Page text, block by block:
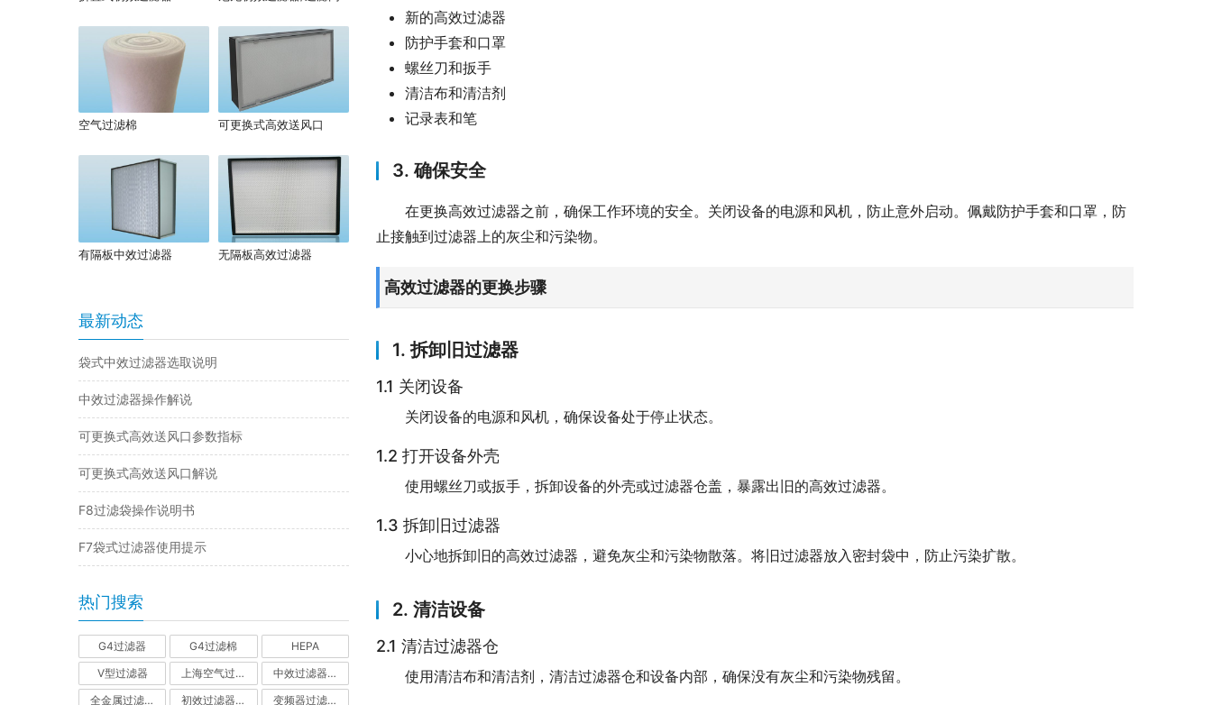
新的高效过滤器
防护手套和口罩
螺丝刀和扳手
清洁布和清洁剂
记录表和笔
3. 确保安全
在更换高效过滤器之前，确保工作环境的安全。关闭设备的电源和风机，防止意外启动。佩戴防护手套和口罩，防
止接触到过滤器上的灰尘和污染物。
高效过滤器的更换步骤
1. 拆卸旧过滤器
1.1 关闭设备
关闭设备的电源和风机，确保设备处于停止状态。
1.2 打开设备外壳
使用螺丝刀或扳手，拆卸设备的外壳或过滤器仓盖，暴露出旧的高效过滤器。
1.3 拆卸旧过滤器
小心地拆卸旧的高效过滤器，避免灰尘和污染物散落。将旧过滤器放入密封袋中，防止污染扩散。
2. 清洁设备
2.1 清洁过滤器仓
使用清洁布和清洁剂，清洁过滤器仓和设备内部，确保没有灰尘和污染物残留。
空气过滤棉 可更换式高效送风口
有隔板中效过滤器 无隔板高效过滤器
最新动态
袋式中效过滤器选取说明
中效过滤器操作解说
可更换式高效送风口参数指标
可更换式高效送风口解说
F8过滤袋操作说明书
F7袋式过滤器使用提示
热门搜索
G4过滤器 G4过滤棉 HEPA
V型过滤器 上海空气过滤器 中效过滤器-中效空气过滤器
全金属过滤器 初效过滤器-初效空气过滤器 变频器过滤器